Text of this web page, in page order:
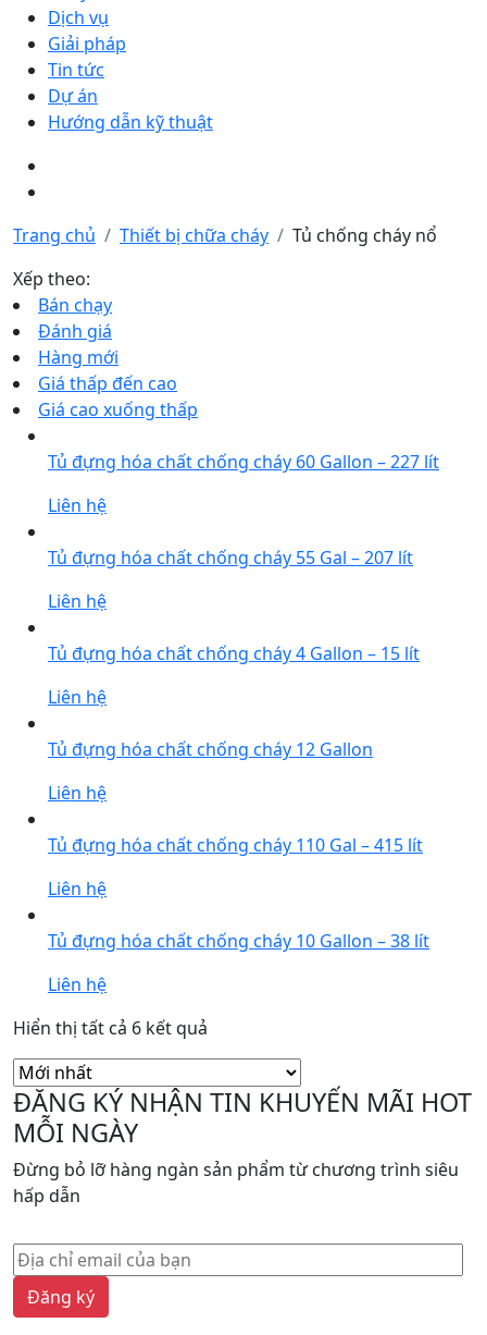
Dịch vụ
Giải pháp
Tin tức
Dự án
Hướng dẫn kỹ thuật
Trang chủ Thiết bị chữa cháy
Tủ chống cháy nổ
Xếp theo:
Bán chạy
Đánh giá
Hàng mới
Giá thấp đến cao
Giá cao xuống thấp
Tủ đựng hóa chất chống cháy 60 Gallon – 227 lít
Liên hệ
Tủ đựng hóa chất chống cháy 55 Gal – 207 lít
Liên hệ
Tủ đựng hóa chất chống cháy 4 Gallon – 15 lít
Liên hệ
Tủ đựng hóa chất chống cháy 12 Gallon
Liên hệ
Tủ đựng hóa chất chống cháy 110 Gal – 415 lít
Liên hệ
Tủ đựng hóa chất chống cháy 10 Gallon – 38 lít
Liên hệ
Hiển thị tất cả 6 kết quả
sắp
theo
nhất
ĐĂNG KÝ NHẬN TIN KHUYẾN MÃI HOT
MỖI NGÀY
Đừng bỏ lỡ hàng ngàn sản phẩm từ chương trình siêu
hấp dẫn
Đăng ký